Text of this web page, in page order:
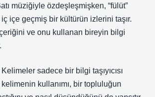
müziğiyle özdeşleşmişken, “fülüt”
içe geçmiş bir kültürün izlerini taşır.
ve onu kullanan bireyin bilgi
sadece bir bilgi taşıyıcısı
kelimenin kullanımı, bir topluluğun